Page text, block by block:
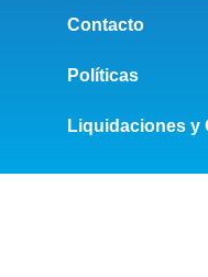
Contacto
Políticas
Liquidaciones y